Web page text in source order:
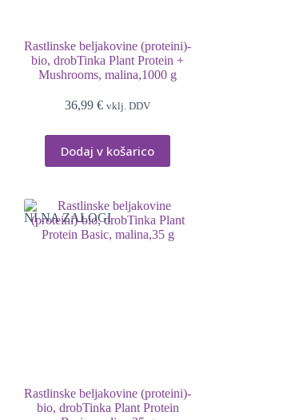
Rastlinske beljakovine (proteini)-
bio, drobTinka Plant Protein +
Mushrooms, malina,1000 g
36,99€ vklj. DDV
Dodaj v košarico
NI NA ZALOGI
Rastlinske beljakovine (proteini)-
bio, drobTinka Plant Protein